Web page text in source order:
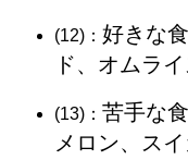
(12)： 好きな
ド、オムラ
(13)： 苦手な
メロン、ス